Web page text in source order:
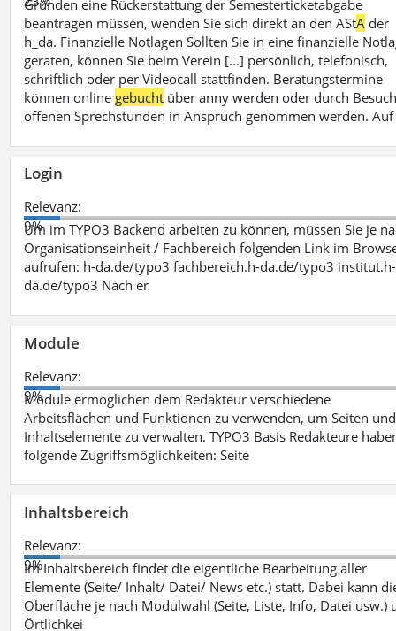
Gründen eine Rückerstattung der Semesterticketabgabe
beantragen müssen, wenden Sie sich direkt an den AStA der
h_da. Finanzielle Notlagen Sollten Sie in eine finanzielle
geraten, können Sie beim Verein [...] persönlich, telefonisch,
schriftlich oder per Videocall stattfinden. Beratungstermine
können online gebucht über anny werden oder durch
offenen Sprechstunden in Anspruch genommen werden.
Login
Relevanz:
9%
Um im TYPO3 Backend arbeiten zu können, müssen Sie je
Organisationseinheit / Fachbereich folgenden Link im
aufrufen: h-da.de/typo3 fachbereich.h-da.de/typo3 institut.h-
da.de/typo3 Nach er
Module
Relevanz:
9%
Module ermöglichen dem Redakteur verschiedene
Arbeitsflächen und Funktionen zu verwenden, um Seiten und
Inhaltselemente zu verwalten. TYPO3 Basis Redakteure
folgende Zugriffsmöglichkeiten: Seite
Inhaltsbereich
Relevanz:
9%
Im Inhaltsbereich findet die eigentliche Bearbeitung aller
Elemente (Seite/ Inhalt/ Datei/ News etc.) statt. Dabei kann
Oberfläche je nach Modulwahl (Seite, Liste, Info, Datei usw.)
Örtlichkei